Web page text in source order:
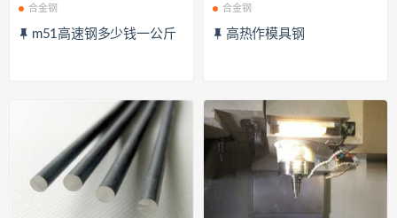
合金钢
m51高速钢多少钱一公斤
合金钢
高热作模具钢